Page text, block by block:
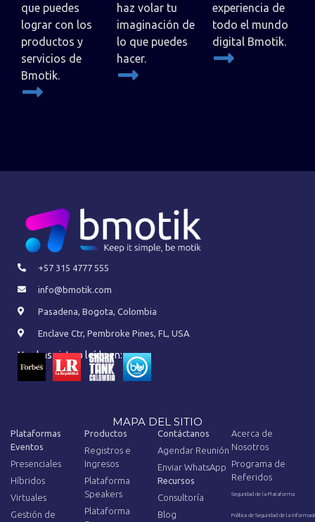
que puedes
lograr con los
productos y
servicios de
Bmotik.
haz volar tu
imaginación de
lo que puedes
hacer.
experiencia de
todo el mundo
digital Bmotik.
+57 315 4777 555
info@bmotik.com
Pasadena, Bogota, Colombia
Enclave Ctr, Pembroke Pines, FL, USA
Nos has visto o leído en:
MAPA DEL SITIO
Plataformas
Eventos
Presenciales
Híbridos
Virtuales
Gestión de
Productos
Registros e
Ingresos
Plataforma
Speakers
Plataforma
Contáctanos
Agendar Reunión
Enviar WhatsApp
Recursos
Consultoría
Blog
Acerca de
Nosotros
Programa de
Referidos
Seguridad de la Plataforma
Política de Seguridad de la